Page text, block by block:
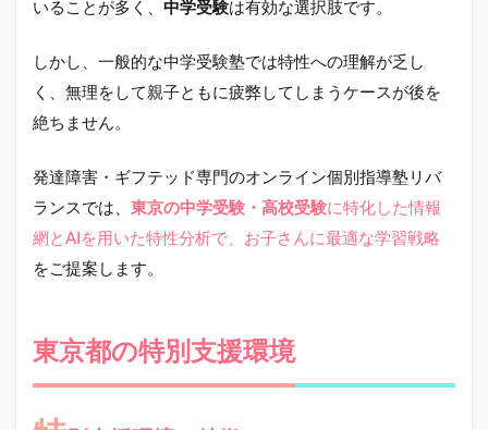
いることが多く、 中学受験は有効な選択肢です。
しかし、一般的な中学受験塾では特性への理解が乏し
く、無理をして親子ともに疲弊してしまうケースが後を
絶ちません。
発達障害・ギフテッド専門のオンライン個別指導塾リバ
ランスでは、 東京の中学受験・高校受験に特化した情報
網とAIを用いた特性分析で、お子さんに最適な学習戦略
をご提案します。
東京都の特別支援環境